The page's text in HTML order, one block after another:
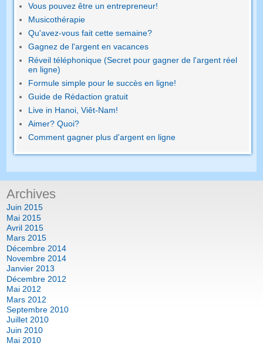
Vous pouvez être un entrepreneur!
Musicothérapie
Qu'avez-vous fait cette semaine?
Gagnez de l'argent en vacances
Réveil téléphonique (Secret pour gagner de l'argent réel
en ligne)
Formule simple pour le succès en ligne!
Guide de Rédaction gratuit
Live in Hanoi, Viêt-Nam!
Aimer? Quoi?
Comment gagner plus d'argent en ligne
Archives
Juin 2015
Mai 2015
Avril 2015
Mars 2015
Décembre 2014
Novembre 2014
Janvier 2013
Décembre 2012
Mai 2012
Mars 2012
Septembre 2010
Juillet 2010
Juin 2010
Mai 2010